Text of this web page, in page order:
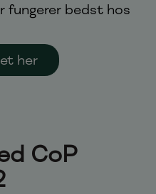
fungerer bedst hos
her
CoP